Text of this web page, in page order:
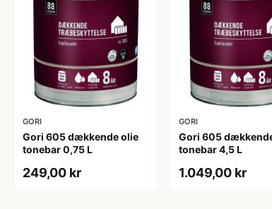
GORI
Gori 605 dækkende olie
tonebar 0,75 L
249,00 kr
GORI
Gori 605
tonebar 4,5 L
1.049,00 kr